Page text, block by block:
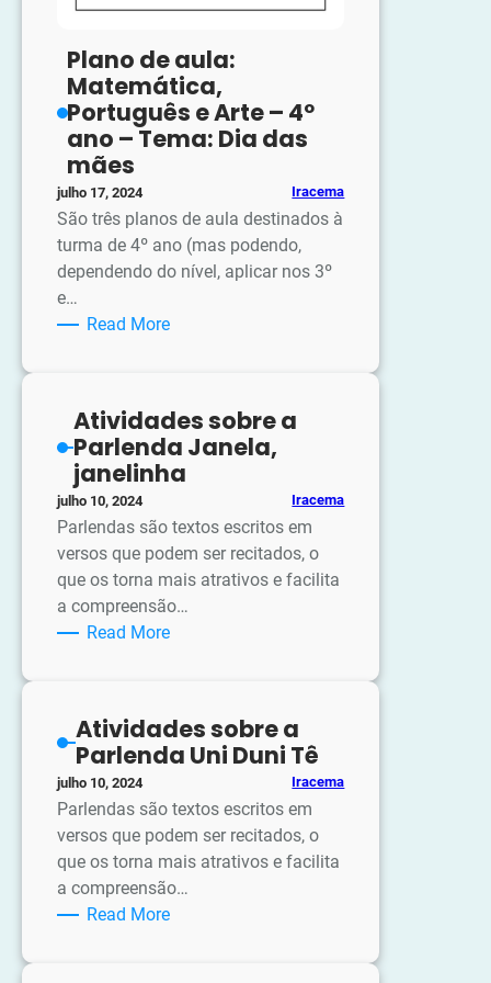
Plano de aula:
Matemática,
Português e Arte – 4º
ano – Tema: Dia das
mães
julho 17, 2024 Iracema
São três planos de aula destinados à
turma de 4º ano (mas podendo,
dependendo do nível, aplicar nos 3º
e…
Read More:
Matemática,
Português
e
–
4º
ano
–
Tema:
mães
Atividades sobre a
Parlenda Janela,
janelinha
julho 10, 2024 Iracema
Parlendas são textos escritos em
versos que podem ser recitados, o
que os torna mais atrativos e facilita
a compreensão…
Read More:
Parlenda
Janela,
Atividades sobre a
Parlenda Uni Duni Tê
julho 10, 2024 Iracema
Parlendas são textos escritos em
versos que podem ser recitados, o
que os torna mais atrativos e facilita
a compreensão…
Read More: